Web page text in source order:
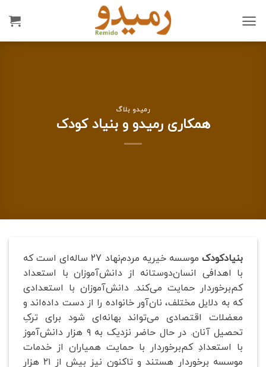
رمیدو بلاگ
همکاری رمیدو و بنیاد کودک
بنیادکودک
موسسه خیریه مردم‌نهاد 27 ساله‌ای است که
با اهدافی انسان‌دوستانه از دانش‌آموزان با استعداد
کم‌برخوردار حمایت می‌کند. دانش‌آموزان با استعدادی
که به دلایل مختلف، نان‌آور خانواده را از دست داده‌اند و
معضلات اقتصادی می‌تواند بهانه‌ای شود برای ترکِ
تحصیل آنان. در حال حاضر نزدیک به ۹ هزار دانش‌آموز
با استعدادِ کم‌برخوردار با حمایت همیاران از خدمات
موسسه برخوردار هستند و تاکنون نیز بیش از ۲۱ هزار